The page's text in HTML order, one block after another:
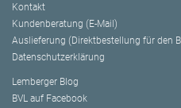
Kontakt
Kundenberatung (E-Mail)
Auslieferung (Direktbestellung für den
Datenschutzerklärung
Lemberger Blog
BVL auf Facebook